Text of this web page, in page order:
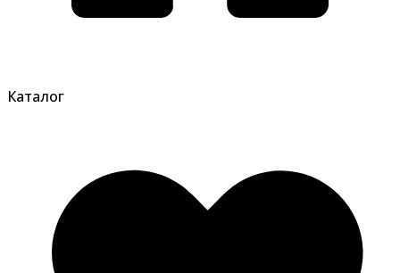
Каталог